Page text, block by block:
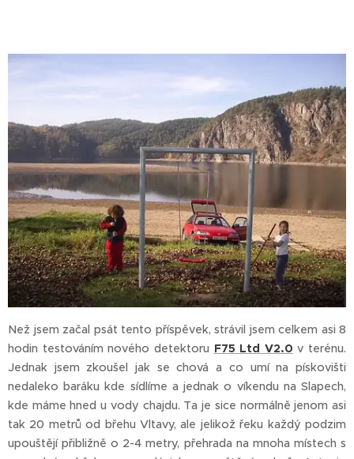
Než jsem začal psát tento příspěvek, strávil jsem celkem asi 8
hodin testováním nového detektoru F75 Ltd V2.0 v terénu.
Jednak jsem zkoušel jak se chová a co umí na pískovišti
nedaleko baráku kde sídlíme a jednak o víkendu na Slapech,
kde máme hned u vody chajdu. Ta je sice normálně jenom asi
tak 20 metrů od břehu Vltavy, ale jelikož řeku každý podzim
upouštějí přibližně o 2-4 metry, přehrada na mnoha místech s